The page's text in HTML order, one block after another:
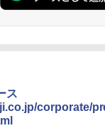
[山善] スチームオ
ス
corporate/